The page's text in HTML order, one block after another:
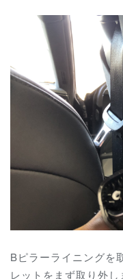
Bピラーライニングを
レットをまず取り外